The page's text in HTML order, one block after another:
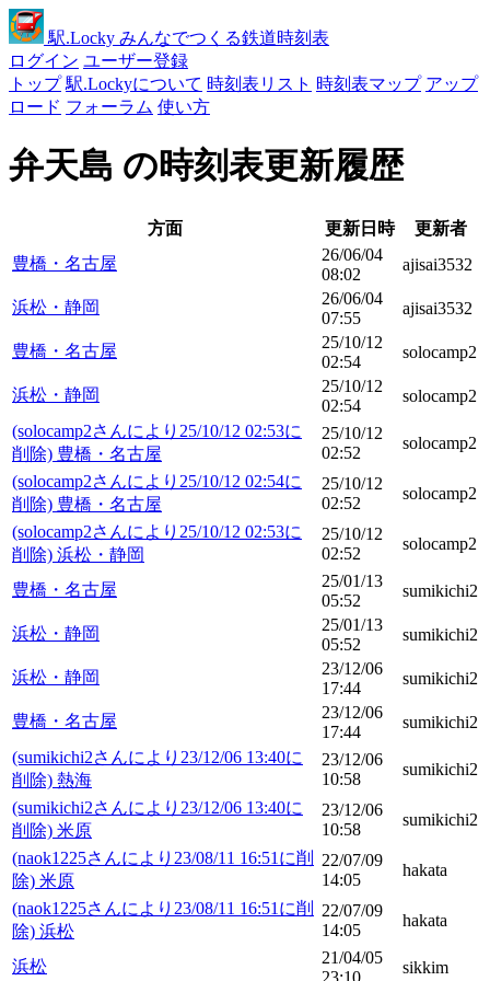
駅.Locky みんなでつくる鉄道時刻表
ログイン ユーザー登録
トップ 駅.Lockyについて 時刻表リスト 時刻表マップ アップ
ロード フォーラム 使い方
弁天島 の時刻表更新履歴
方面 更新日時
更新者
豊橋・名古屋
26/06/04
08:02
ajisai3532
浜松・静岡
26/06/04
07:55
ajisai3532
豊橋・名古屋
25/10/12
02:54
solocamp2
浜松・静岡
25/10/12
02:54
solocamp2
(solocamp2さんにより25/10/12 02:53に
削除) 豊橋・名古屋
25/10/12
02:52
solocamp2
(solocamp2さんにより25/10/12 02:54に
削除) 豊橋・名古屋
25/10/12
02:52
solocamp2
(solocamp2さんにより25/10/12 02:53に
削除) 浜松・静岡
25/10/12
02:52
solocamp2
豊橋・名古屋
25/01/13
05:52
sumikichi2
浜松・静岡
25/01/13
05:52
sumikichi2
浜松・静岡
23/12/06
17:44
sumikichi2
豊橋・名古屋
23/12/06
17:44
sumikichi2
(sumikichi2さんにより23/12/06 13:40に
削除) 熱海
23/12/06
10:58
sumikichi2
(sumikichi2さんにより23/12/06 13:40に
削除) 米原
23/12/06
10:58
sumikichi2
(naok1225さんにより23/08/11 16:51に削
除) 米原
22/07/09
14:05
hakata
(naok1225さんにより23/08/11 16:51に削
除) 浜松
22/07/09
14:05
hakata
浜松
21/04/05
23:10
sikkim